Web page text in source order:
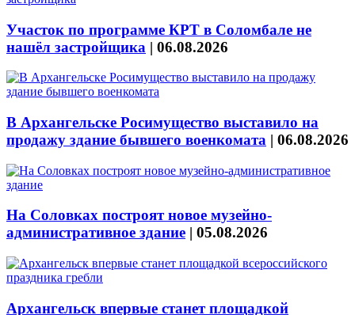
Участок по программе КРТ в Соломбале не
нашёл застройщика | 06.08.2026
В Архангельске Росимущество выставило на
продажу здание бывшего военкомата | 06.08.2026
На Соловках построят новое музейно-
административное здание | 05.08.2026
Архангельск впервые станет площадкой